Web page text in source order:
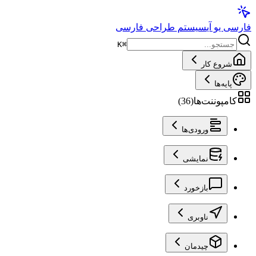
فارسی یو آیسیستم طراحی فارسی
⌘
K
شروع کار
پایه‌ها
کامپوننت‌ها(
36
)
ورودی‌ها
نمایشی
بازخورد
ناوبری
چیدمان